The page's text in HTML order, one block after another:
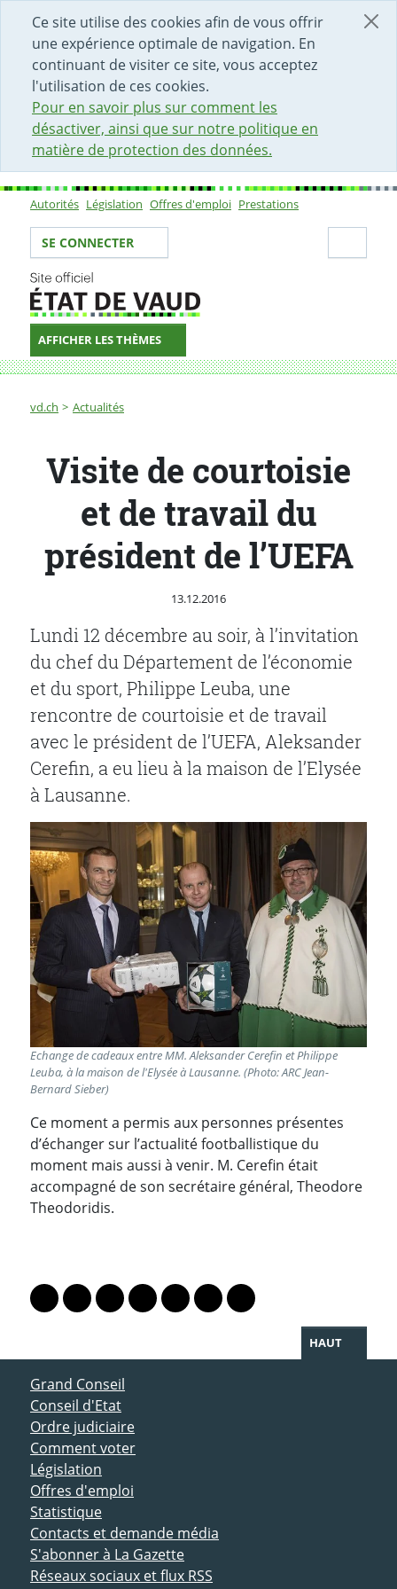
Ce site utilise des cookies afin de vous offrir
une expérience optimale de navigation. En
continuant de visiter ce site, vous acceptez
l'utilisation de ces cookies.
Pour en savoir plus sur comment les
désactiver, ainsi que sur notre politique en
matière de protection des données.
DÉBUT DU CONTENU DE LA PAGE
ACCÈS AU CHAMP DE RECHERCHE
PAGE D'ACCUEIL
FORMULAIRE DE CONTACT
Sous-navigation
Autorités Législation Offres d'emploi Prestations
Votre identité
SE CONNECTER
AFFICHER LES THÈMES
Fil d'Ariane
vd.ch Actualités
Visite de courtoisie et de travail du président de l’UEFA
Visite de courtoisie
et de travail du
président de l’UEFA
Publié le
13.12.2016
Lundi 12 décembre au soir, à l’invitation
du chef du Département de l’économie
et du sport, Philippe Leuba, une
rencontre de courtoisie et de travail
avec le président de l’UEFA, Aleksander
Cerefin, a eu lieu à la maison de l’Elysée
à Lausanne.
Echange de cadeaux entre MM. Aleksander Cerefin et Philippe
Leuba, à la maison de l'Elysée à Lausanne. (Photo: ARC Jean-
Bernard Sieber)
Ce moment a permis aux personnes présentes
d’échanger sur l’actualité footballistique du
moment mais aussi à venir. M. Cerefin était
accompagné de son secrétaire général, Theodore
Theodoridis.
Lien vers le profil Mastodon
Lien vers le profil Bluesky
Lien vers le profil Instagram
Lien vers le profil Linkedin
Lien vers le profil Facebook
Lien vers le profil Twitter
Partager par WhatsApp
HAUT
ACCÈS DIRECT
Grand Conseil
Conseil d'Etat
Ordre judiciaire
Comment voter
Législation
Offres d'emploi
Statistique
Contacts et demande média
S'abonner à La Gazette
Réseaux sociaux et flux RSS